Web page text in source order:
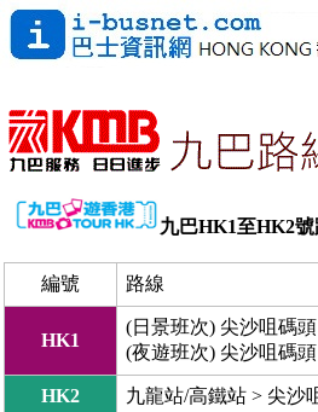
九巴HK1至HK2
編號 路線
HK1
(日景班次) 尖沙咀碼
(夜遊班次) 尖沙咀碼
HK2 九龍站/高鐵站 > 尖沙